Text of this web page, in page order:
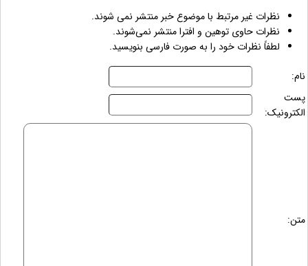
نظرات غیر مرتبط با موضوع خبر منتشر نمی شوند.
نظرات حاوی توهین و افترا منتشر نمی‌شوند.
لطفاً نظرات خود را به صورت فارسی بنویسید.
نام:
پست
الکترونیک:
متن: